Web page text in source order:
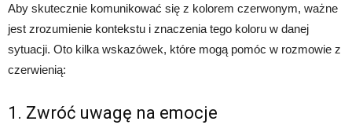
Aby skutecznie komunikować się z kolorem czerwonym, ważne
jest zrozumienie kontekstu i znaczenia tego koloru w danej
sytuacji. Oto kilka wskazówek, które mogą pomóc w rozmowie z
czerwienią:
1. Zwróć uwagę na emocje